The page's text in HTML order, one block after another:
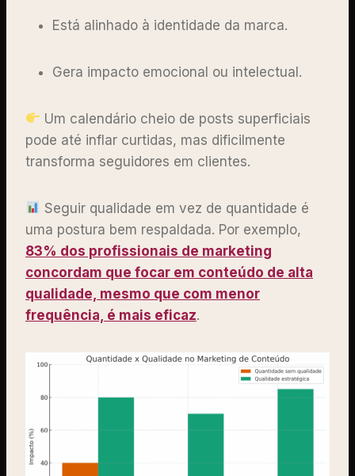
Está alinhado à identidade da marca.
Gera impacto emocional ou intelectual.
Um calendário cheio de posts superficiais
pode até inflar curtidas, mas dificilmente
transforma seguidores em clientes.
Seguir qualidade em vez de quantidade é
uma postura bem respaldada. Por exemplo,
83% dos profissionais de marketing
concordam que focar em conteúdo de alta
qualidade, mesmo que com menor
frequência, é mais eficaz.